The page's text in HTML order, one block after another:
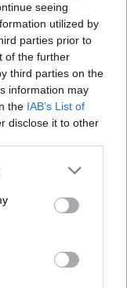
seeing
utilized by
parties prior to
of the further
third parties on the
information may
the IAB’s List of
disclose it to other
παρέπεμψε
Χρήστος
διευθυντής